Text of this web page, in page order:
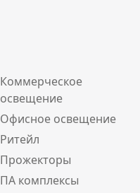
Коммерческое
освещение
Офисное освещение
Ритейл
Прожекторы
ПА комплексы